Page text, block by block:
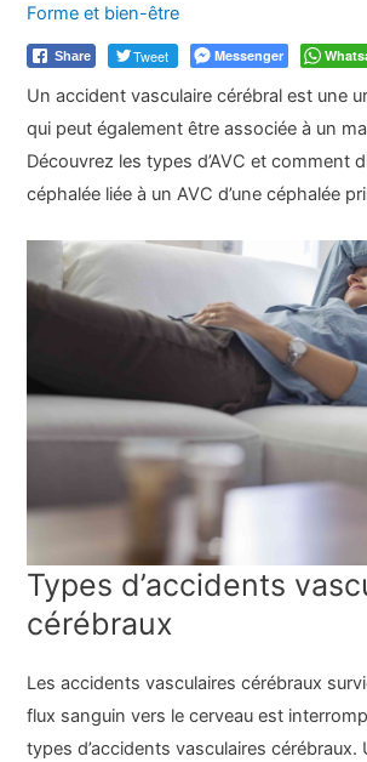
Forme et bien-être
Share Tweet Messenger
Un accident vasculaire cérébral est une
qui peut également être associée à un
Découvrez les types d’AVC et comment
céphalée liée à un AVC d’une céphalée
Types d’accidents
cérébraux
Les accidents vasculaires cérébraux
flux sanguin vers le cerveau est
types d’accidents vasculaires cérébraux.